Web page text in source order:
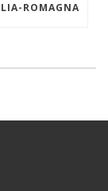
ROMAGNA